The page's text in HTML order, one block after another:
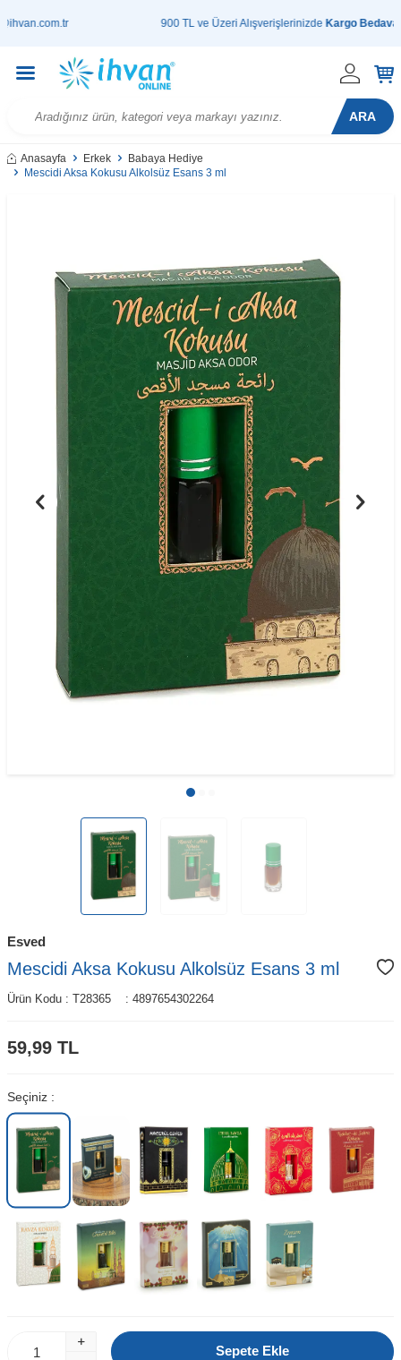
900 TL ve Üzeri AlışverişlerinizdeKargo Bedava!|
ARA
Anasayfa Erkek
Babaya Hediye
Mescidi Aksa Kokusu Alkolsüz Esans 3 ml
Esved
Mescidi Aksa Kokusu Alkolsüz Esans 3 ml
Ürün Kodu : T28365 : 4897654302264
59,99 TL
Seçiniz :
Sepete Ekle